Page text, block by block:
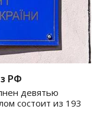
РФ
девятью
состоит из 193